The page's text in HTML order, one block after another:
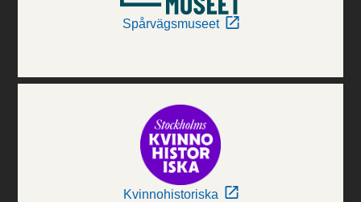
Spårvägsmuseet
Kvinnohistoriska